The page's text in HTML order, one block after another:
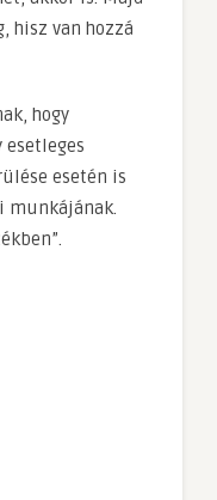
hisz van hozzá
hogy
esetleges
esetén is
munkájának.